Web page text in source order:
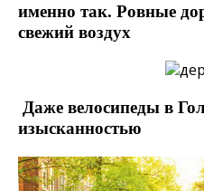
именно так. Ровные
свежий воздух
Даже велосипеды в
изысканностью